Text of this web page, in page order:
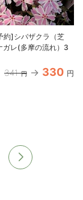
約]シバザクラ（芝
ガレ(多摩の流れ）3
341 円 330 円